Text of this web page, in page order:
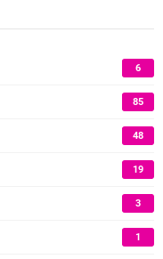
6
85
48
19
3
1